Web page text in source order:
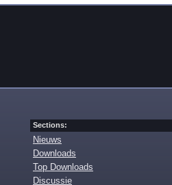
Sections:
Nieuws
Downloads
Top Downloads
Discussie